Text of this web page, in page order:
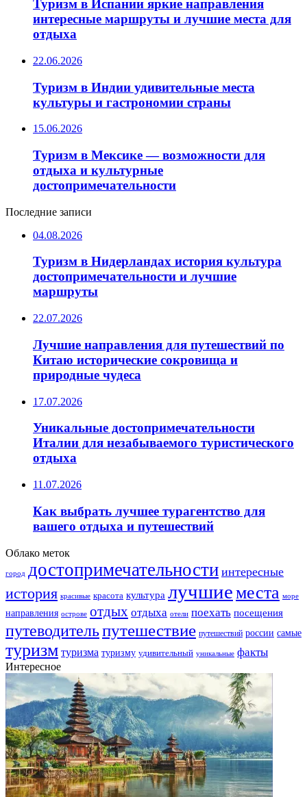
Туризм в Испании яркие направления
интересные маршруты и лучшие места для
отдыха
22.06.2026
Туризм в Индии удивительные места
культуры и гастрономии страны
15.06.2026
Туризм в Мексике — возможности для
отдыха и культурные
достопримечательности
Последние записи
04.08.2026
Туризм в Нидерландах история культура
достопримечательности и лучшие
маршруты
22.07.2026
Лучшие направления для путешествий по
Китаю исторические сокровища и
природные чудеса
17.07.2026
Уникальные достопримечательности
Италии для незабываемого туристического
отдыха
11.07.2026
Как выбрать лучшее турагентство для
вашего отдыха и путешествий
Облако меток
город достопримечательности интересные
история красивые красота культура лучшиеместа море
направления острове отдых отдыха отели поехать посещения
путеводительпутешествие путешествий россии самые
туризм туризма туризму удивительный уникальные факты
Интересное